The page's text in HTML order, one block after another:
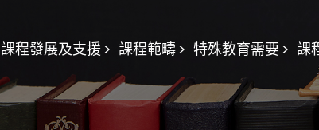
課程發展及支援 > 課程範疇 > 特殊教育需要 > 課